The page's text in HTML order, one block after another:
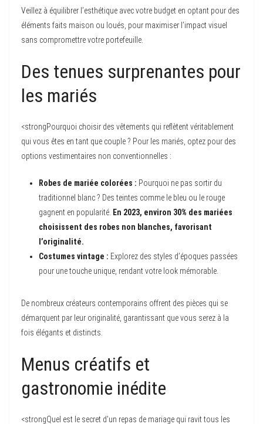
Veillez à équilibrer l’esthétique avec votre budget en optant pour des
éléments faits maison ou loués, pour maximiser l’impact visuel
sans compromettre votre portefeuille.
Des tenues surprenantes pour
les mariés
<strongPourquoi choisir des vêtements qui reflètent véritablement
qui vous êtes en tant que couple ? Pour les mariés, optez pour des
options vestimentaires non conventionnelles :
Robes de mariée colorées : Pourquoi ne pas sortir du
traditionnel blanc ? Des teintes comme le bleu ou le rouge
gagnent en popularité. En 2023, environ 30% des mariées
choisissent des robes non blanches, favorisant
l’originalité.
Costumes vintage : Explorez des styles d’époques passées
pour une touche unique, rendant votre look mémorable.
De nombreux créateurs contemporains offrent des pièces qui se
démarquent par leur originalité, garantissant que vous serez à la
fois élégants et distincts.
Menus créatifs et
gastronomie inédite
<strongQuel est le secret d'un repas de mariage qui ravit tous les